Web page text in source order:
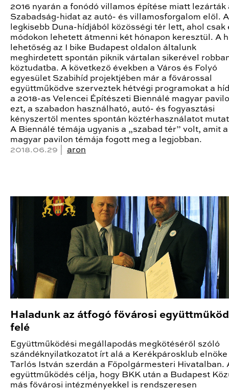
2016 nyarán a fonódó villamos építése miatt lezárták
Szabadság-hidat az autó- és villamosforgalom elől.
legkisebb Duna-hídjából közösségi tér lett, ahol csak
módokon lehetett átmenni két hónapon keresztül. A
lehetőség az I bike Budapest oldalon általunk
meghirdetett spontán piknik vártalan sikerével
köztudatba. A következő években a Város és Folyó
egyesület Szabihíd projektjében már a fővárossal
együttműködve szerveztek hétvégi programokat a
a 2018-as Velencei Építészeti Biennálé magyar
ezt, a szabadon használható, autó- és fogyasztási
kényszertől mentes spontán köztérhasználatot
A Biennálé témája ugyanis a „szabad tér” volt, amit a
magyar pavilon témája fogott meg a legjobban.
2018.06.29 | aron
Haladunk az átfogó fővárosi
felé
Együttműködési megállapodás megkötéséről szóló
szándéknyilatkozatot írt alá a Kerékpárosklub elnöke
Tarlós István szerdán a Főpolgármesteri Hivatalban.
együttműködés célja, hogy BKK után a Budapest
más fővárosi intézményekkel is rendszeresen